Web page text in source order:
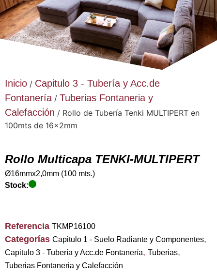
Inicio / Capitulo 3 - Tubería y Acc.de
Fontanería/ Tuberias Fontaneria y
Calefacción / Rollo de Tubería Tenki MULTIPERT en
100mts de 16x2mm
Rollo Multicapa TENKI-MULTIPERT
Ø16mmx2,0mm (100 mts.)
Stock:
Referencia TKMP16100
Categorías Capitulo 1 - Suelo Radiante y Componentes,
Capitulo 3 - Tubería y Acc.de Fontanería, Tuberias,
Tuberias Fontaneria y Calefacción